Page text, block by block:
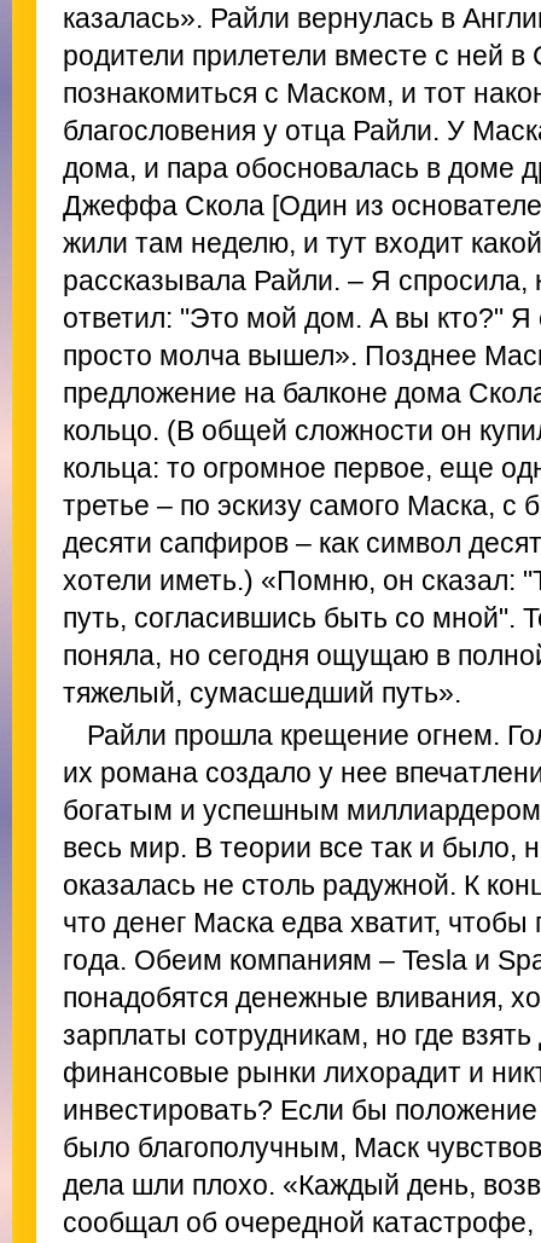
казалась». Райли вернулась в
родители прилетели вместе с ней
познакомиться с Маском, и тот
благословения у отца Райли. У
дома, и пара обосновалась в доме
Джеффа Скола [Один из
жили там неделю, и тут входит
рассказывала Райли. – Я спросила,
ответил: "Это мой дом. А вы кто?" Я
просто молча вышел». Позднее
предложение на балконе дома
кольцо. (В общей сложности он
кольца: то огромное первое, еще
третье – по эскизу самого Маска, с
десяти сапфиров – как символ
хотели иметь.) «Помню, он сказал:
путь, согласившись быть со мной".
поняла, но сегодня ощущаю в
тяжелый, сумасшедший путь».
Райли прошла крещение огнем.
их романа создало у нее
богатым и успешным
весь мир. В теории все так и было,
оказалась не столь радужной. К
что денег Маска едва хватит,
года. Обеим компаниям – Tesla и
понадобятся денежные вливания,
зарплаты сотрудникам, но где
финансовые рынки лихорадит и
инвестировать? Если бы
было благополучным, Маск
дела шли плохо. «Каждый день,
сообщал об очередной